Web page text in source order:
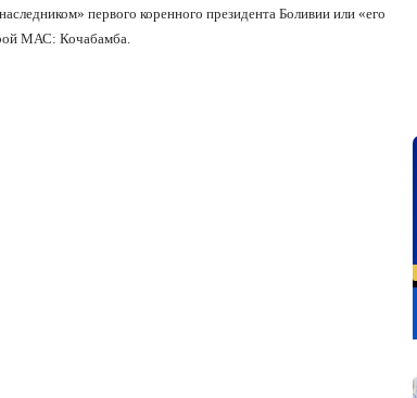
первого коренного президента Боливии или «его
МАС: Кочабамба.